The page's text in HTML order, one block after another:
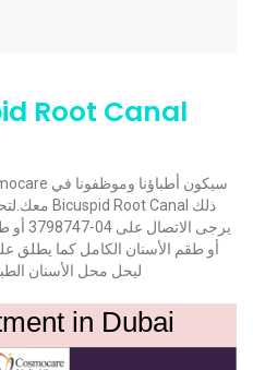
يرجى
أو طقم الأسنان الكامل كما يطلق
ليحل محل الأسنان